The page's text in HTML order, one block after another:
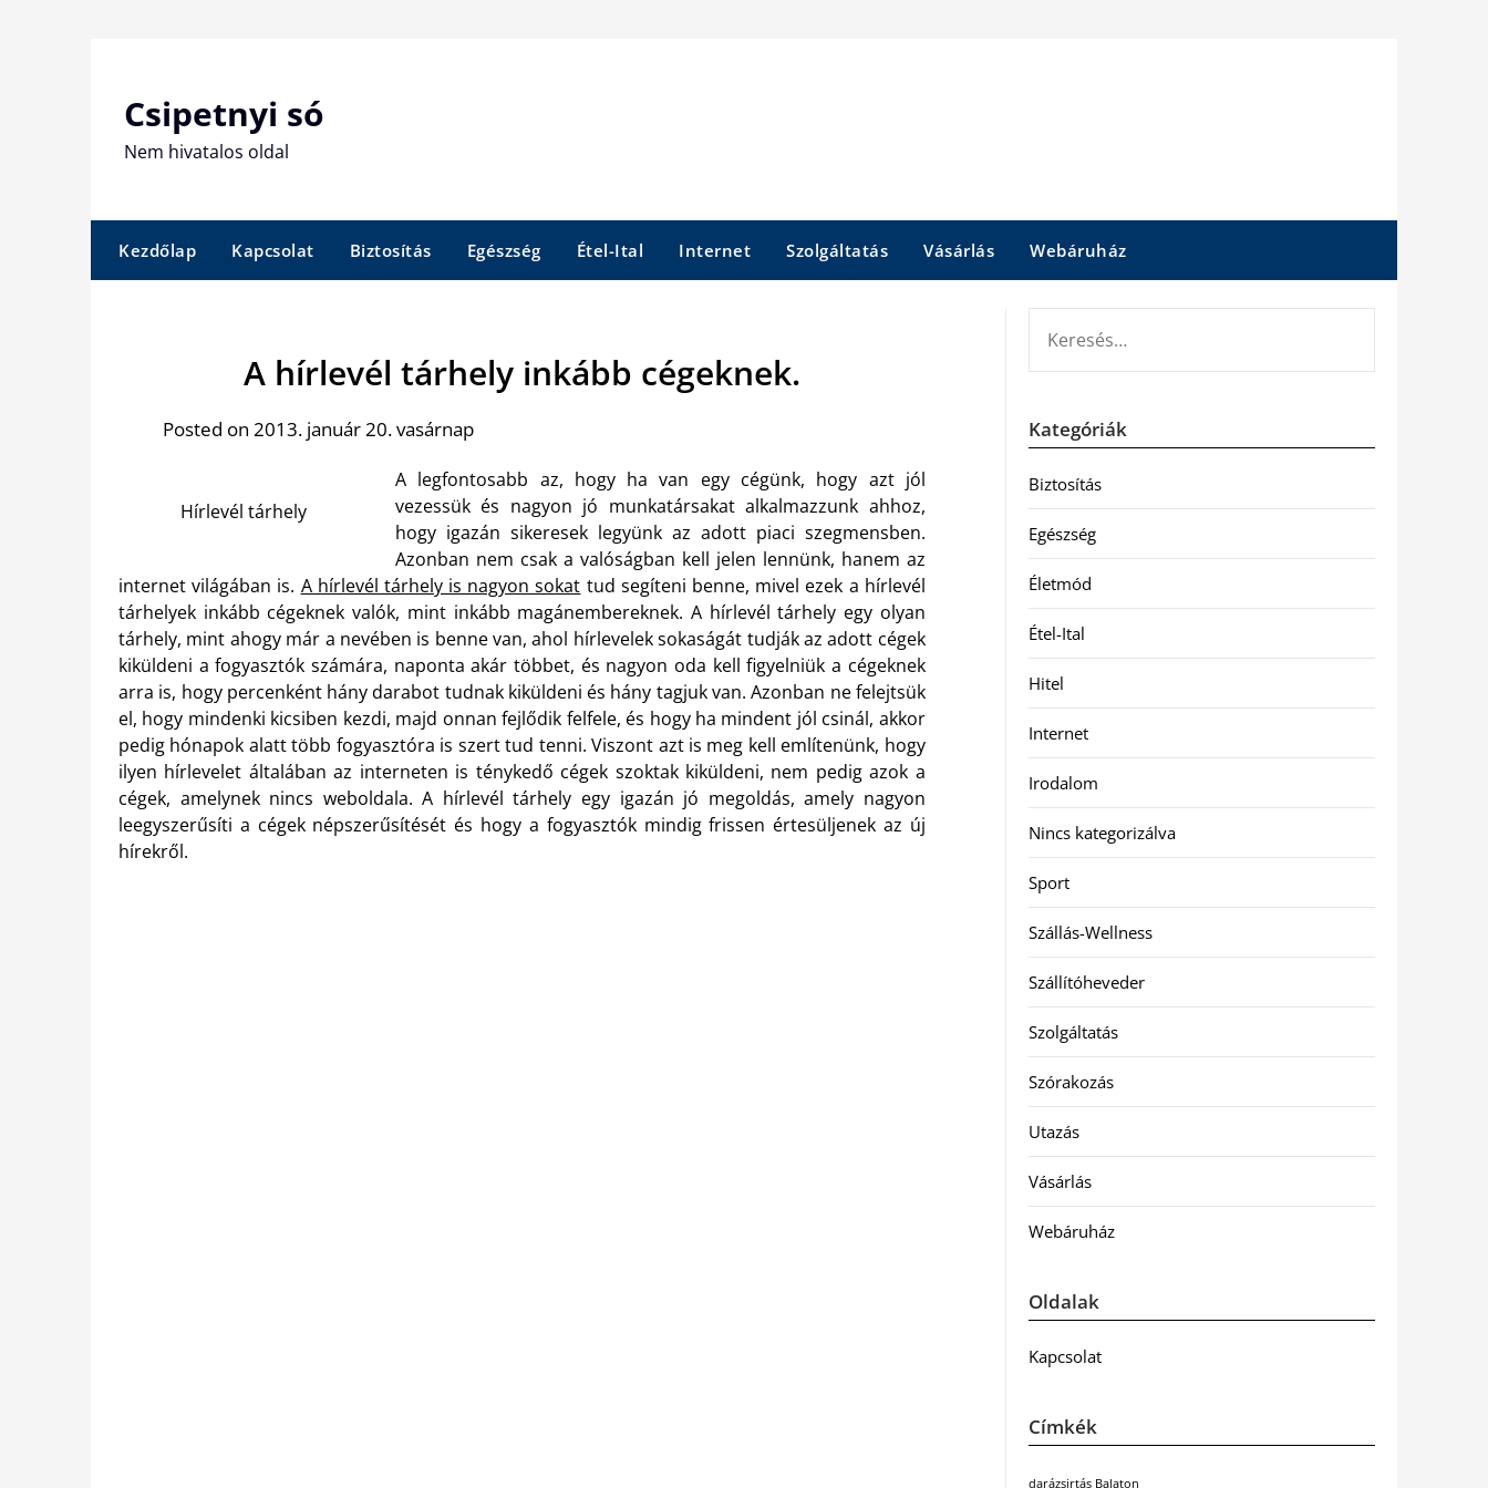
Csipetnyi só
Nem hivatalos oldal
Kezdőlap Kapcsolat Biztosítás Egészség Étel-Ital Internet Szolgáltatás Vásárlás Webáruház
A hírlevél tárhely inkább cégeknek.
Posted on 2013. január 20. vasárnap
Hírlevél tárhely
A legfontosabb az, hogy ha van egy cégünk, hogy azt jól
vezessük és nagyon jó munkatársakat alkalmazzunk ahhoz,
hogy igazán sikeresek legyünk az adott piaci szegmensben.
Azonban nem csak a valóságban kell jelen lennünk, hanem az
internet világában is. A hírlevél tárhely is nagyon sokat tud segíteni benne, mivel ezek a hírlevél
tárhelyek inkább cégeknek valók, mint inkább magánembereknek. A hírlevél tárhely egy olyan
tárhely, mint ahogy már a nevében is benne van, ahol hírlevelek sokaságát tudják az adott cégek
kiküldeni a fogyasztók számára, naponta akár többet, és nagyon oda kell figyelniük a cégeknek
arra is, hogy percenként hány darabot tudnak kiküldeni és hány tagjuk van.Azonban ne felejtsük
el, hogy mindenki kicsiben kezdi, majd onnan fejlődik felfele, és hogy ha mindent jól csinál, akkor
pedig hónapok alatt több fogyasztóra is szert tud tenni. Viszont azt is meg kell említenünk, hogy
ilyen hírlevelet általában az interneten is ténykedő cégek szoktak kiküldeni, nem pedig azok a
cégek, amelynek nincs weboldala. A hírlevél tárhely egy igazán jó megoldás, amely nagyon
leegyszerűsíti a cégek népszerűsítését és hogy a fogyasztók mindig frissen értesüljenek az új
hírekről.
Kategóriák
Biztosítás
Egészség
Életmód
Étel-Ital
Hitel
Internet
Irodalom
Nincs kategorizálva
Sport
Szállás-Wellness
Szállítóheveder
Szolgáltatás
Szórakozás
Utazás
Vásárlás
Webáruház
Oldalak
Kapcsolat
Címkék
darázsirtás Balaton